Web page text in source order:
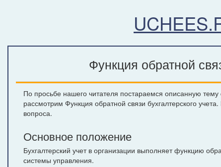
Функция обратной
По просьбе нашего читателя постараемся описанную
рассмотрим Функция обратной связи бухгалтерского
вопроса.
Основное положение
Бухгалтерский учет в организации выполняет функцию
системы управления.